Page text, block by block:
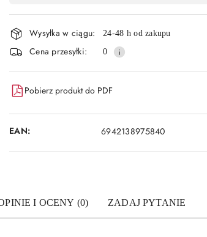
płatność
i
dostawa
Wysyłka w ciągu: 24-48 h od zakupu
Cena przesyłki: 0
Pobierz produkt do PDF
EAN: 6942138975840
I OCENY (0) ZADAJ PYTANIE